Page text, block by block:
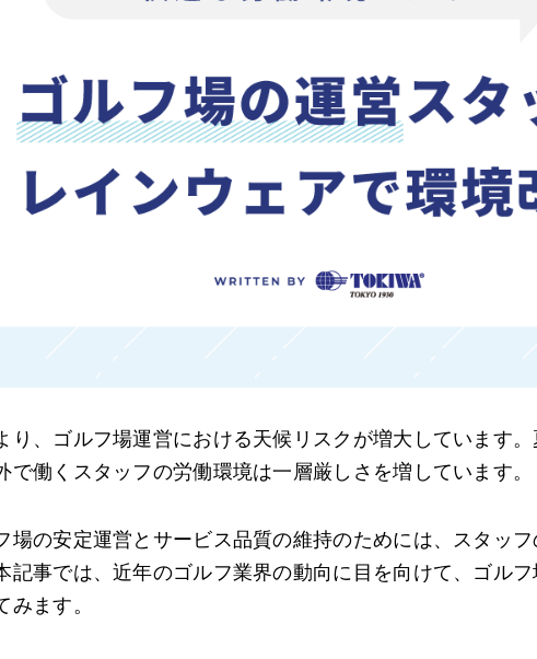
り、ゴルフ場運営における天候リスクが増大しています
で働くスタッフの労働環境は一層厳しさを増しています。
場の安定運営とサービス品質の維持のためには、スタッ
記事では、近年のゴルフ業界の動向に目を向けて、ゴル
ます。